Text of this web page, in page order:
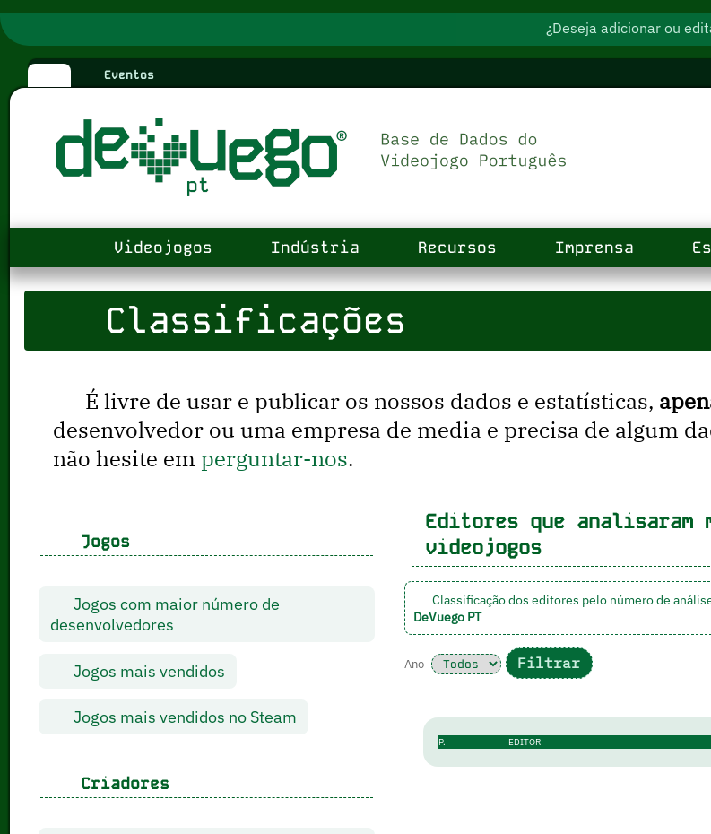
¿Deseja adicionar ou
Eventos
Videojogos Indústria Recursos Imprensa
Classificações
É livre de usar e publicar os nossos dados e estatísticas,
desenvolvedor ou uma empresa de media e precisa de algum
não hesite em perguntar-nos.
Jogos
Jogos com maior número de
desenvolvedores
Jogos mais vendidos
Jogos mais vendidos no Steam
Criadores
Editores que analisaram
videojogos
Classificação dos editores pelo número de
DeVuego PT
Ano
P. EDITOR